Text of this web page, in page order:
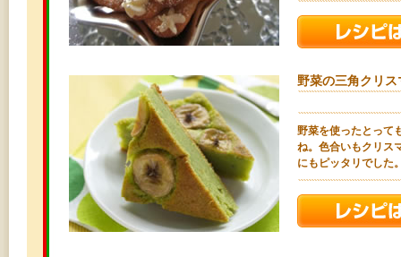
野菜の三角クリス
野菜を使ったとって
ね。色合いもクリス
にもピッタリでした